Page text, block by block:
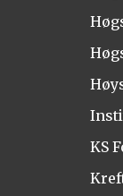
KS